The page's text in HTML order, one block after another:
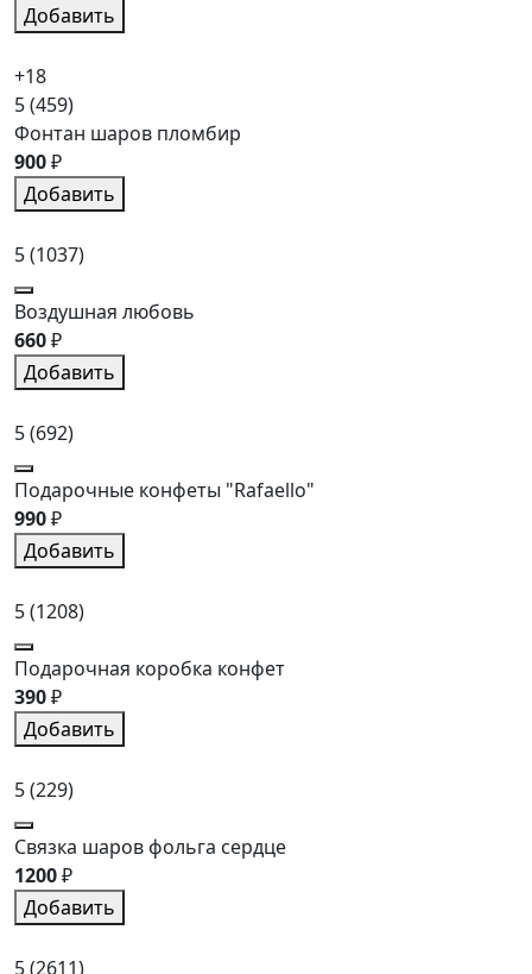
Добавить
+18
5(459)
Фонтан шаров пломбир
900₽
Добавить
5(1037)
Воздушная любовь
660₽
Добавить
5(692)
Подарочные конфеты "Rafaello"
990₽
Добавить
5(1208)
Подарочная коробка конфет
390₽
Добавить
5(229)
Связка шаров фольга сердце
1200₽
Добавить
5(2611)